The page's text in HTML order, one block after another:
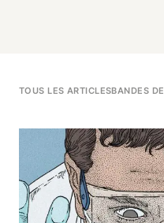
TOUS LES ARTICLESBANDES